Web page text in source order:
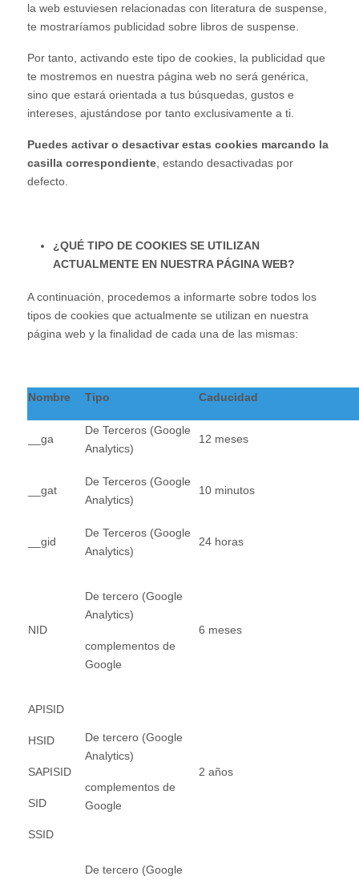
la web estuviesen relacionadas con literatura de suspense,
te mostraríamos publicidad sobre libros de suspense.
Por tanto, activando este tipo de cookies, la publicidad que
te mostremos en nuestra página web no será genérica,
sino que estará orientada a tus búsquedas, gustos e
intereses, ajustándose por tanto exclusivamente a ti.
Puedes activar o desactivar estas cookies marcando la
casilla correspondiente , estando desactivadas por
defecto.
¿QUÉ TIPO DE COOKIES SE UTILIZAN
ACTUALMENTE EN NUESTRA PÁGINA WEB?
A continuación, procedemos a informarte sobre todos los
tipos de cookies que actualmente se utilizan en nuestra
página web y la finalidad de cada una de las mismas:
Nombre Tipo Caducidad
__ga
De Terceros (Google
Analytics)
12 meses
__gat
De Terceros (Google
Analytics)
10 minutos
__gid
De Terceros (Google
Analytics)
24 horas
NID
De tercero (Google
Analytics)
complementos de
Google
6 meses
APISID
HSID
SAPISID
SID
SSID
De tercero (Google
Analytics)
complementos de
Google
2 años
De tercero (Google